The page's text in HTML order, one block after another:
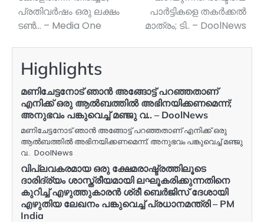
പ്രതിവർഷം ഒരു ലക്ഷം
ടൺ… – Media One
പാര്‍ട്ടികളെ തകര്‍ക്കല്‍
മാത്രം; ടി.. – DoolNews
Highlights
മണിചേട്ടനോട് ഞാന്‍ അങ്ങോട്ട് പറഞ്ഞതാണ്
എനിക്ക് ഒരു ആല്‍ബത്തില്‍ അഭിനയിക്കണമെന്ന്;
അനുഭവം പങ്കുവെച്ച് മഞ്ജു വ.. – DoolNews
മണിചേട്ടനോട് ഞാന്‍ അങ്ങോട്ട് പറഞ്ഞതാണ് എനിക്ക് ഒരു
ആല്‍ബത്തില്‍ അഭിനയിക്കണമെന്ന്; അനുഭവം പങ്കുവെച്ച് മഞ്ജു
വ.. DoolNews
വിപ്ലവകരമായ ഒരു ക്ഷേമരാഷ്ട്രത്തിലൂടെ
ദാരിദ്ര്യം ശാസ്ത്രീയമായി ലഘൂകരിക്കുന്നതിനെ
കുറിച്ച് എഴുത്തുകാരൻ ശ്രീ ബെർജിസ് ദേശായി
എഴുതിയ ലേഖനം പങ്കുവെച്ച് പ്രധാനമന്ത്രി – PM
India